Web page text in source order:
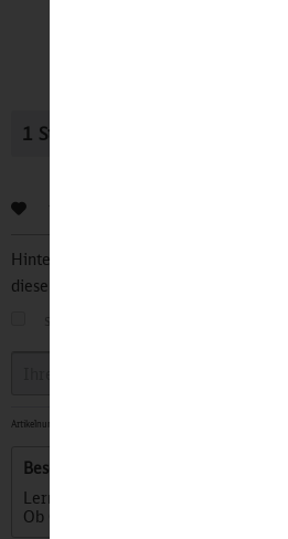
Hinterlegen Sie Ihre Email Adresse
diesen Artikel informiert.
Artikelnummer:
Beschreibung
Lerne die lustigen Begleiter für
Ob Günni Güterzug, Ida IC oder...